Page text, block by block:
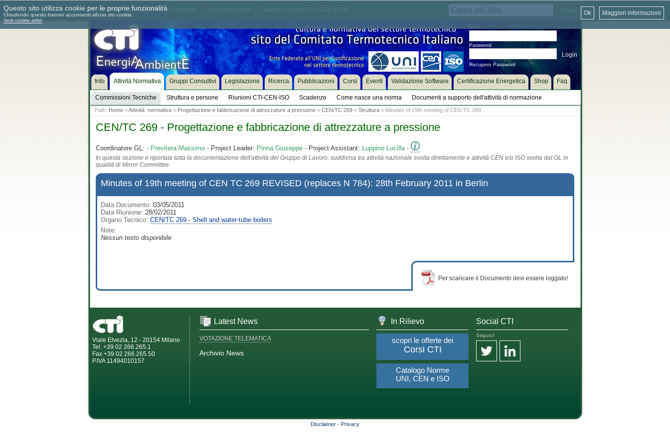
Chi siamo Dove siamo
Password
Recupero Password
Info Attività Normativa
Commissioni Tecniche Struttura e persone Riunioni CTI-CEN-ISO Scadenze Come nasce una norma Documenti a supporto dell'attività di normazione
Gruppi Consultivi Legislazione Ricerca Pubblicazioni Corsi Eventi Validazione Software Certificazione Energetica Shop Faq
Path: Home»Attività normativa» Progettazione e fabbricazione di attrezzature a pressione» CEN/TC 269» Struttura» Minutes of 19th meeting of CEN TC 269...
CEN/TC 269 - Progettazione e fabbricazione di attrezzature a pressione
Coordinatore GL: - Previtera Massimo- Project Leader: Pinna Giuseppe- Project Assistant: Luppino Lucilla-
In questa sezione è riportata tutta la documentazione dell'attività del Gruppo di Lavoro, suddivisa tra attività nazionale svolta direttamente e attività CEN e/o ISO svolta dal GL in
qualità di Mirror Committee.
Minutes of 19th meeting of CEN TC 269 REVISED (replaces N 784): 28th February 2011 in Berlin
Data Documento: 03/05/2011
Data Riunione: 28/02/2011
Organo Tecnico: CEN/TC 269 - Shell and water-tube boilers
Note:
Nessun testo disponibile
Per scaricare il Documento devi essere loggato!
Viale Elvezia, 12 - 20154 Milano
Tel. +39 02 266.265.1
Fax +39 02 266.265.50
P.IVA 11494010157
Latest News
VOTAZIONE TELEMATICA
Archivio News
In Rilievo
scopri le offerte dei
Corsi CTI
Catalogo Norme
UNI, CEN e ISO
Social CTI
Seguici!
Disclaimer - Privacy
Questo sito utilizza cookie per le proprie funzionalità
Chiudendo questo banner acconsenti all'uso dei cookie.
Vedi cookie attivi
Maggiori informazioni
Ok